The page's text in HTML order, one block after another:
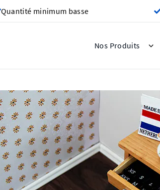
Quantité minimum basse
Nos Produits